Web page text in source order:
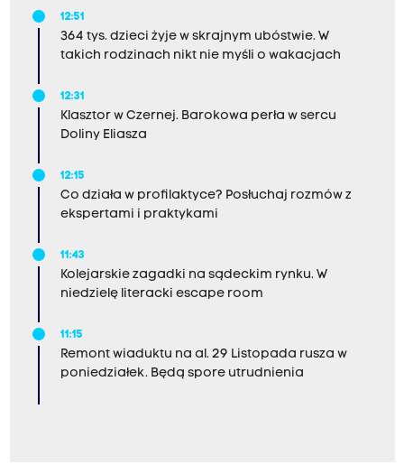
12:51
364 tys. dzieci żyje w skrajnym ubóstwie. W
takich rodzinach nikt nie myśli o wakacjach
12:31
Klasztor w Czernej. Barokowa perła w sercu
Doliny Eliasza
12:15
Co działa w profilaktyce? Posłuchaj rozmów z
ekspertami i praktykami
11:43
Kolejarskie zagadki na sądeckim rynku. W
niedzielę literacki escape room
11:15
Remont wiaduktu na al. 29 Listopada rusza w
poniedziałek. Będą spore utrudnienia